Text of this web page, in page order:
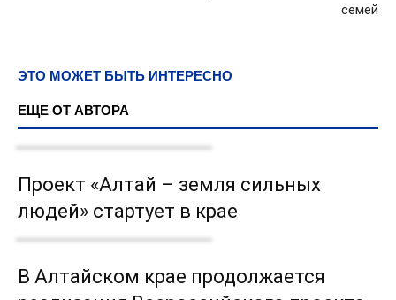
семей
ЭТО МОЖЕТ БЫТЬ ИНТЕРЕСНО
ЕЩЕ ОТ АВТОРА
Проект «Алтай – земля сильных
людей» стартует в крае
В Алтайском крае продолжается